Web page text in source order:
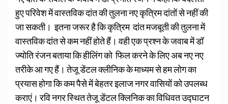
हुए परिवेश में वास्तविक दांत की तुलना नए कृत्रिम दांतों से नहीं की
जा सकती। इतना जरूर है कि कृत्रिम दांत मजबूती की तुलना में
वास्तविक दांत से कम नहीं होते हैं। वही एक प्रश्न के जवाब में डॉ
ज्योति रंजन बताया कि हीलिंग को फिल करने के लिए अब नए नए
तरीके आ गए हैं। तेजू डेंटल क्लीनिक के माध्यम से हम लोग का
प्रयास होगा कि कम पैसे में बेहतर इलाज नगर वासियों को उपलब्ध
कराएं। रवि नगर स्थित तेजू डेंटल क्लिनिक का विधिवत उद्घाटन